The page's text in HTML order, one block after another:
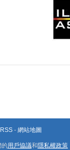
RSS - 網站地圖
用戶協議和隱私權政策